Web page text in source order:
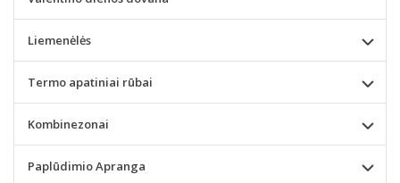
Liemenėlės
Termo apatiniai rūbai
Kombinezonai
Paplūdimio Apranga